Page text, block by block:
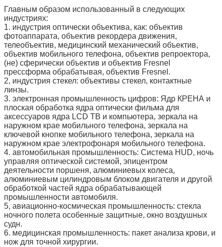
Главным образом использованный в следующих
индустриях:
1. индустрия оптически объектива, как: объектив
фотоаппарата, объектив рекордера движения,
телеобъектив, медицинский механический объектив,
объектив мобильного телефона, объектив репроектора,
(не) сферически объектив и объектив Fresnel
прессформа обрабатывая, объектив Fresnel.
2, индустрия стекел: объективы стекел, контактные
линзы.
3. электронная промышленность цифров: Ядр КРЕНА и
плоская обработка ядра оптически фильма для
аксессуаров ядра LCD ТВ и компьютера, зеркала на
наружном крае мобильного телефона, зеркала на
ключевой кнопке мобильного телефона, зеркала на
наружном крае электрофонаря мобильного телефона.
4. автомобильная промышленность: Система HUD, ночь
управляя оптической системой, эпицентром
деятельности поршеня, алюминиевых колеса,
алюминиевым цилиндровым блоком двигателя и другой
обработкой частей ядра обрабатывающей
промышленности автомобиля.
5, авиационно-космическая промышленность: стекла
ночного полета особенные защитные, окно воздушных
судн.
6. медицинская промышленность: пакет анализа крови, и
нож для точной хирургии.